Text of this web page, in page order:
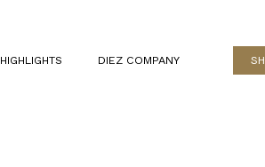
HIGHLIGHTS DIEZ COMPANY